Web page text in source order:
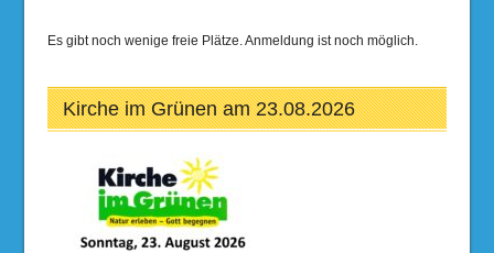
Es gibt noch wenige freie Plätze. Anmeldung ist noch möglich.
Kirche im Grünen am 23.08.2026